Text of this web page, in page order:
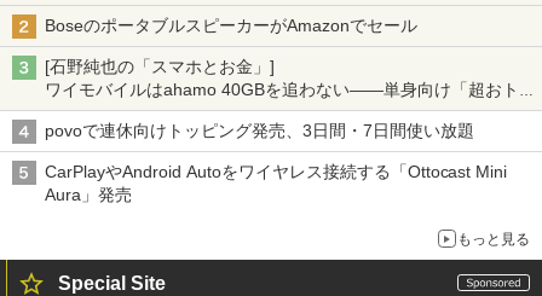
BoseのポータブルスピーカーがAmazonでセール
[石野純也の「スマホとお金」]
ワイモバイルはahamo 40GBを追わない――単身向け「超おトク
割」の安さと1年限定の注意点
povoで連休向けトッピング発売、3日間・7日間使い放題
CarPlayやAndroid Autoをワイヤレス接続する「Ottocast Mini
Aura」発売
もっと見る
Special Site